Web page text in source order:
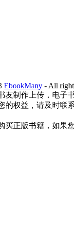
EbookMany - All
友制作上传，电子
的权益，请及时联
买正版书籍，如果